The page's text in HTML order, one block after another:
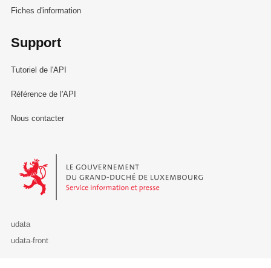
Fiches d'information
Support
Tutoriel de l'API
Référence de l'API
Nous contacter
Le Gouvernement du Grand-Duché de Luxembourg - Service
udata
udata-front